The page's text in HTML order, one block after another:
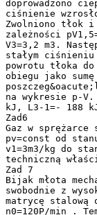
doprowadzono
ciśnienie
Zwolniono tłok i
zależności
V3=3,2 m3.
stałym ciśnieniu
powrotu tłoka
obiegu jako
na wykresie p-V.
kJ, L3-1=- 188
Zad6
Gaz w sprężarce
pv=const od
v1=3m3/kg do
techniczną
Zad 7
Bijak młota
swobodnie z
matrycę stalową
n0=120P/min .